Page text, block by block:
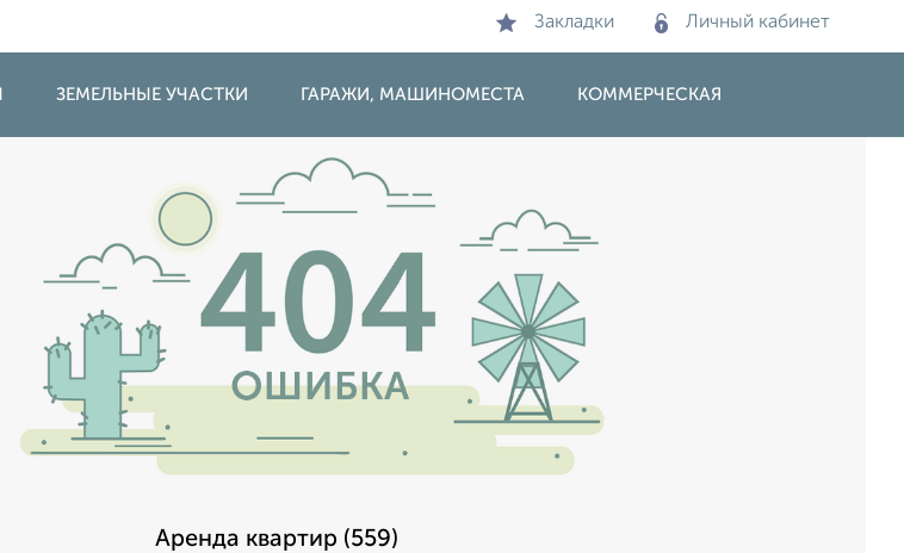
Закладки Личный кабинет
ЗЕМЕЛЬНЫЕ УЧАСТКИ ГАРАЖИ, МАШИНОМЕСТА КОММЕРЧЕСКАЯ
Аренда квартир (559)